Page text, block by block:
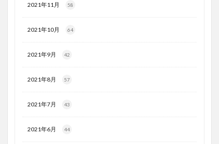
2021年11月 58
2021年10月 64
2021年9月 42
2021年8月 57
2021年7月 43
2021年6月 44